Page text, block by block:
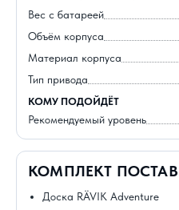
Вес с батареей
Объём корпуса
Материал корпуса
Тип привода
КОМУ ПОДОЙДЁТ
Рекомендуемый уровень
КОМПЛЕКТ
Доска RÄVIK Adventure